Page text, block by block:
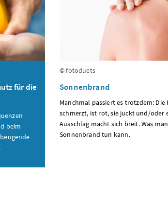
für die
beim
© fotoduets
Sonnenbrand
Manchmal passiert es trotzdem: Die
schmerzt, ist rot, sie juckt und/oder
Ausschlag macht sich breit. Was man
Sonnenbrand tun kann.